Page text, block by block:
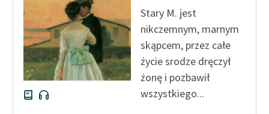
E-kolekcja lektur
szkolnych i literatury do
słuchania dla uczennic i
uczniów z
niepełnosprawnościami
Feministyczne inspiracje.
Stary M. jest
nikczemnym, marnym
skąpcem, przez całe
życie srodze dręczył
żonę i pozbawił
wszystkiego...